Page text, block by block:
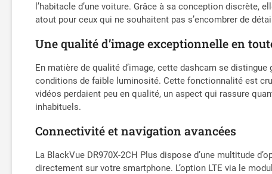
l’habitacle d’une voiture. Grâce à sa conception
atout pour ceux qui ne souhaitent pas s’encombrer de
Une qualité d’image exceptionnelle en
En matière de qualité d’image, cette dashcam se
conditions de faible luminosité. Cette fonctionnalité est
vidéos perdaient peu en qualité, un aspect qui rassure
inhabituels.
Connectivité et navigation avancées
La BlackVue DR970X-2CH Plus dispose d’une multitude
directement sur votre smartphone. L’option LTE via le